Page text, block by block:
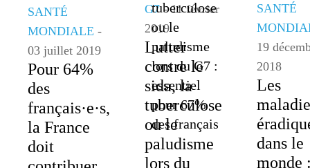
SANTÉ
MONDIALE -
03 juillet 2019
Pour 64%
des
français·e·s,
la France
doit
G7- 11 février
2019
Lutter
contre le
sida, la
tuberculose
ou le
paludisme
lors du
SANTÉ
19
2018
Les
dans le
monde